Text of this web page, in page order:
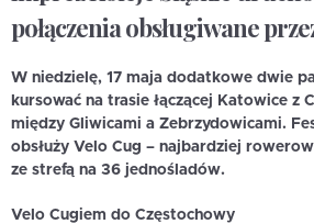
połączenia obsługiwane
W niedzielę, 17 maja dodatkowe dwie
kursować na trasie łączącej Katowice z
między Gliwicami a Zebrzydowicami.
obsłuży Velo Cug – najbardziej
ze strefą na 36 jednośladów.
Velo Cugiem do Częstochowy